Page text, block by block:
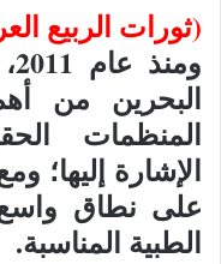
(ثورات الربيع
البحرين من
المنظمات
الإشارة إليها؛
على نطاق
الطبية المناسبة.